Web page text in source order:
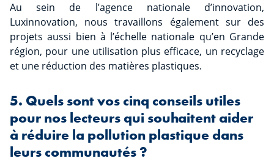
Au sein de l’agence nationale d’innovation,
Luxinnovation, nous travaillons également sur des
projets aussi bien à l’échelle nationale qu’en Grande
région, pour une utilisation plus efficace, un recyclage
et une réduction des matières plastiques.
5. Quels sont vos cinq conseils utiles
pour nos lecteurs qui souhaitent aider
à réduire la pollution plastique dans
leurs communautés ?